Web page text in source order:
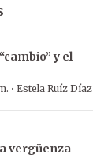
y el
· Estela Ruíz Díaz
vergüenza